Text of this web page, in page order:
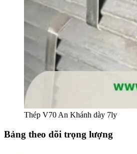
Thép V70 An Khánh dày 7ly
Bảng theo dõi trọng lượng